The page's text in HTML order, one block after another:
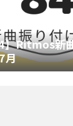
】Ritmos新
月